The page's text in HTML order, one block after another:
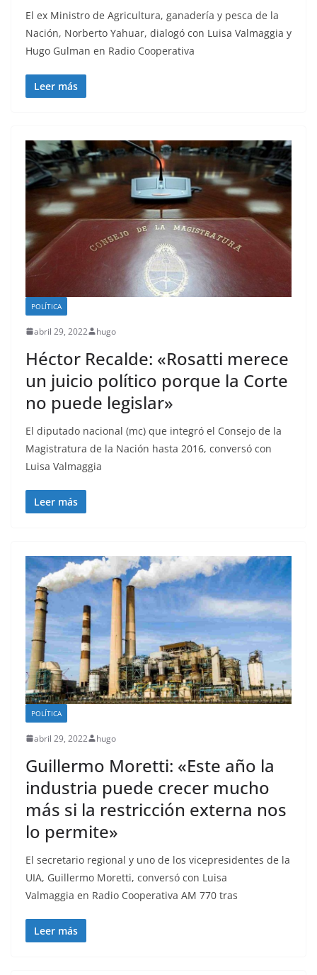
El ex Ministro de Agricultura, ganadería y pesca de la
Nación, Norberto Yahuar, dialogó con Luisa Valmaggia y
Hugo Gulman en Radio Cooperativa
Leer más
POLÍTICA
abril 29, 2022 hugo
Héctor Recalde: «Rosatti merece
un juicio político porque la Corte
no puede legislar»
El diputado nacional (mc) que integró el Consejo de la
Magistratura de la Nación hasta 2016, conversó con
Luisa Valmaggia
Leer más
POLÍTICA
abril 29, 2022 hugo
Guillermo Moretti: «Este año la
industria puede crecer mucho
más si la restricción externa nos
lo permite»
El secretario regional y uno de los vicepresidentes de la
UIA, Guillermo Moretti, conversó con Luisa
Valmaggia en Radio Cooperativa AM 770 tras
Leer más